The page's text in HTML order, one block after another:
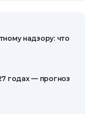
надзору: что
годах — прогноз